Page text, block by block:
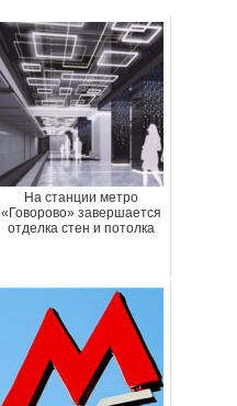
На станции метро
«Говорово» завершается
отделка стен и потолка